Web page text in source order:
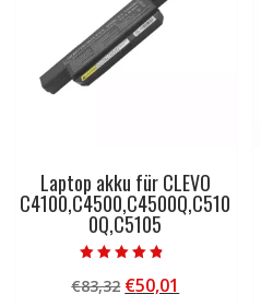
Laptop akku für CLEVO
C4100,C4500,C4500Q,C510
0Q,C5105
4.50
von 5
€83,32 Ursprünglicher
€50,01